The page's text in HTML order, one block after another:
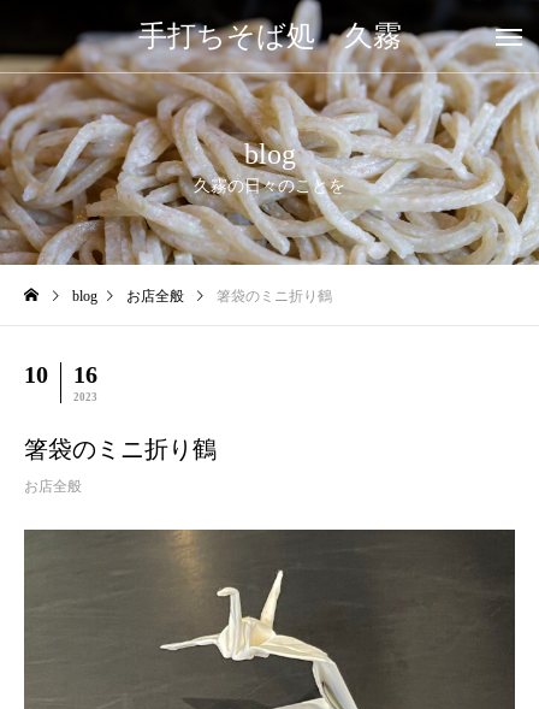
手打ちそば処 久霧
blog
久霧の日々のことを
blog お店全般 箸袋のミニ折り鶴
10 16
2023
箸袋のミニ折り鶴
お店全般